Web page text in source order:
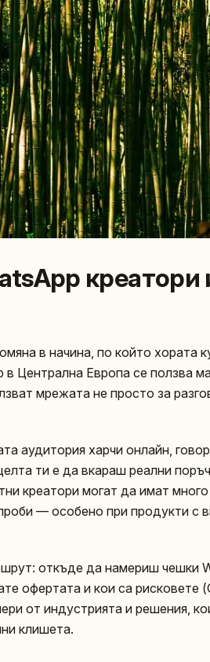
креатори
в начина, по който хората
Централна Европа се ползва
мрежата не просто за
аудитория харчи онлайн,
ти е да вкараш реални
креатори могат да имат
— особено при продукти с
откъде да намериш чешки
офертата и кои са рисковете
от индустрията и решения,
клишета.